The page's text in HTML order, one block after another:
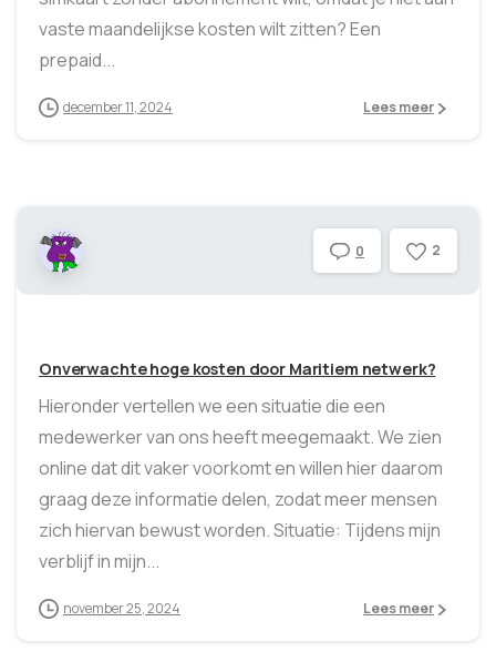
vaste maandelijkse kosten wilt zitten? Een
prepaid...
december 11, 2024 Lees meer
0 2
Onverwachte hoge kosten door Maritiem netwerk?
Hieronder vertellen we een situatie die een
medewerker van ons heeft meegemaakt. We zien
online dat dit vaker voorkomt en willen hier daarom
graag deze informatie delen, zodat meer mensen
zich hiervan bewust worden. Situatie: Tijdens mijn
verblijf in mijn...
november 25, 2024 Lees meer